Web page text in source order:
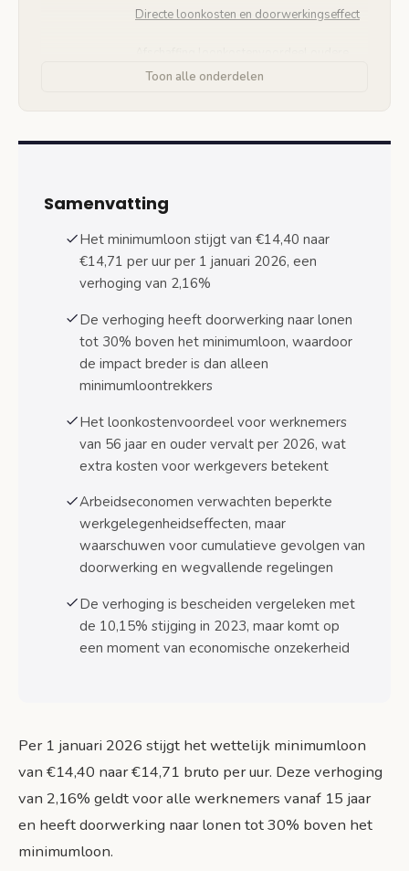
Directe loonkosten en doorwerkingseffect
werknemers
Praktische gevolgen voor werknemers en
Koopkrachteffect en netto inkomen
Doorwerking naar sociale uitkeringen
Timing en implementatie
minimumloonverhoging 2026
Wettelijke verplichtingen werkgevers
Veelgestelde vragen over minimumloon 2026
Veelgestelde vragen
Sectorspecifieke impact minimumloonverhoging
Zwaarst getroffen sectoren
Sectoren die profiteren
Internationale vergelijking minimumlonen
Conclusie: Balans tussen koopkracht en
Toon alle onderdelen
Samenvatting
Het minimumloon stijgt van €14,40 naar
€14,71 per uur per 1 januari 2026, een
verhoging van 2,16%
De verhoging heeft doorwerking naar lonen
tot 30% boven het minimumloon, waardoor
de impact breder is dan alleen
minimumloontrekkers
Het loonkostenvoordeel voor werknemers
van 56 jaar en ouder vervalt per 2026, wat
extra kosten voor werkgevers betekent
Arbeidseconomen verwachten beperkte
werkgelegenheidseffecten, maar
waarschuwen voor cumulatieve gevolgen van
doorwerking en wegvallende regelingen
De verhoging is bescheiden vergeleken met
de 10,15% stijging in 2023, maar komt op
een moment van economische onzekerheid
Per 1 januari 2026 stijgt het wettelijk minimumloon
van €14,40 naar €14,71 bruto per uur. Deze verhoging
van 2,16% geldt voor alle werknemers vanaf 15 jaar
en heeft doorwerking naar lonen tot 30% boven het
minimumloon.